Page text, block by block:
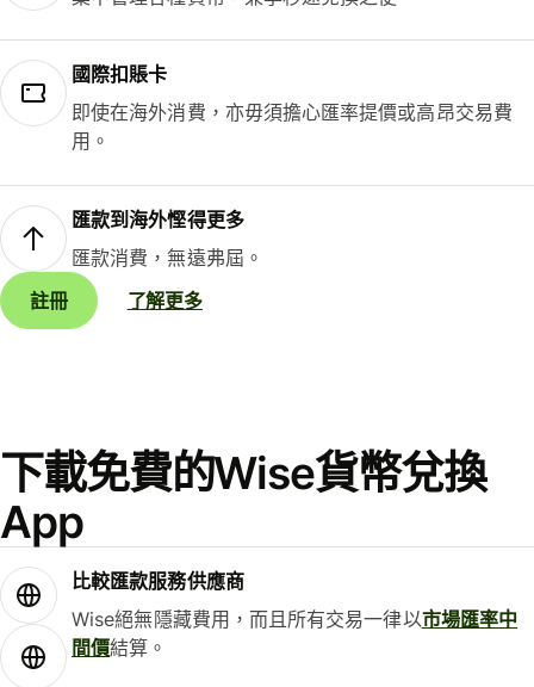
國際扣賬卡
即使在海外消費，亦毋須擔心匯率提價或高昂交易費
用。
匯款到海外慳得更多
匯款消費，無遠弗屆。
註冊
了解更多
下載免費的Wise貨幣兌換
App
比較匯款服務供應商
Wise絕無隱藏費用，而且所有交易一律以市場匯率中
間價結算。